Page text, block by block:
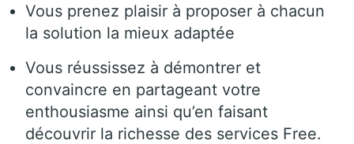
Vous prenez plaisir à proposer à chacun
la solution la mieux adaptée
Vous réussissez à démontrer et
convaincre en partageant votre
enthousiasme ainsi qu’en faisant
découvrir la richesse des services Free.